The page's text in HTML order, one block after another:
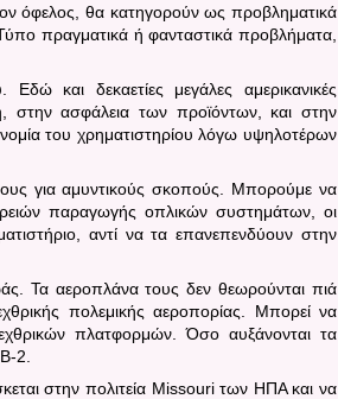
όφελος, θα κατηγορούν ως προβληματικά
πραγματικά ή φανταστικά προβλήματα,
και δεκαετίες μεγάλες αμερικανικές
στην ασφάλεια των προϊόντων, και στην
του χρηματιστηρίου λόγω υψηλοτέρων
για αμυντικούς σκοπούς. Μπορούμε να
παραγωγής οπλικών συστημάτων, οι
αντί να τα επανεπενδύουν στην
Τα αεροπλάνα τους δεν θεωρούνται πιά
πολεμικής αεροπορίας. Μπορεί να
πλατφορμών. Όσο αυξάνονται τα
B-2.
στην πολιτεία Missouri των ΗΠΑ και να